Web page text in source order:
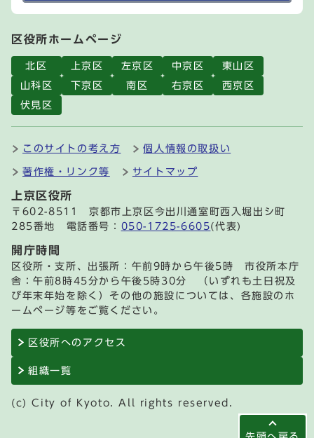
区役所ホームページ
北区 上京区 左京区 中京区
東山区
山科区
下京区 南区 右京区
西京区
伏見区
このサイトの考え方 個人情報の取扱い
著作権・リンク等 サイトマップ
上京区役所
〒602-8511 京都市上京区今出川通室町西入堀出シ町
285番地 電話番号： 050-1725-6605(代表)
開庁時間
区役所・支所、出張所：午前9時から午後5時 市役所本庁
舎：午前8時45分から午後5時30分 （いずれも土日祝及
び年末年始を除く）その他の施設については、各施設のホ
ームページ等をご覧ください。
区役所へのアクセス
組織一覧
(c) City of Kyoto. All rights reserved.